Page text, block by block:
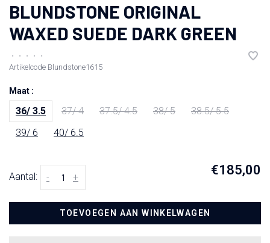
BLUNDSTONE ORIGINAL
WAXED SUEDE DARK GREEN
• • • •
•
Artikelcode Blundstone1615
Maat :
36/ 3.5 37/ 4 37.5/ 4.5 38/ 5
38.5/ 5.5
39/ 6
40/ 6.5
Aantal: +
- €185,00
TOEVOEGEN AAN WINKELWAGEN